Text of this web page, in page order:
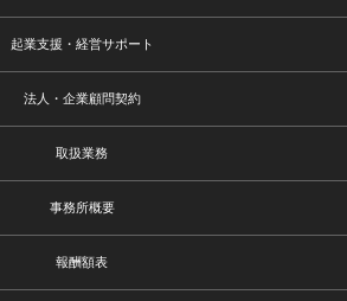
起業支援・経営サポート
法人・企業顧問契約
取扱業務
事務所概要
報酬額表